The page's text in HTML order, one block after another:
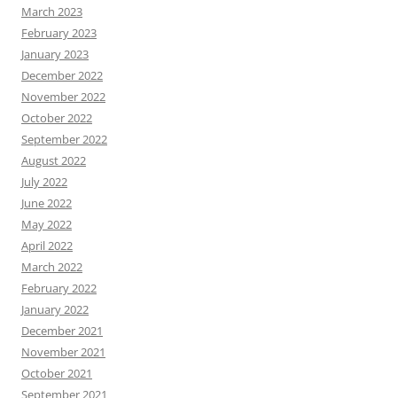
March 2023
February 2023
January 2023
December 2022
November 2022
October 2022
September 2022
August 2022
July 2022
June 2022
May 2022
April 2022
March 2022
February 2022
January 2022
December 2021
November 2021
October 2021
September 2021